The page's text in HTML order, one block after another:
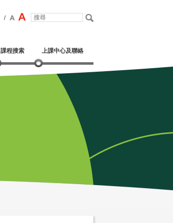
/
課程搜索 上課中心及聯絡